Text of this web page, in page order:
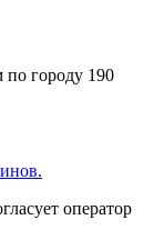
по городу 190
оператор